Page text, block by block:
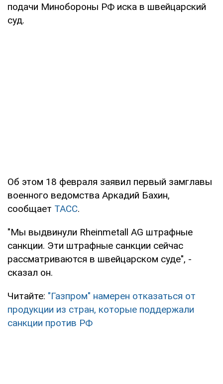
подачи Минобороны РФ иска в швейцарский
суд.
Об этом 18 февраля заявил первый замглавы
военного ведомства Аркадий Бахин,
сообщает ТАСС.
"Мы выдвинули Rheinmetall AG штрафные
санкции. Эти штрафные санкции сейчас
рассматриваются в швейцарском суде", -
сказал он.
Читайте: "Газпром" намерен отказаться от
продукции из стран, которые поддержали
санкции против РФ